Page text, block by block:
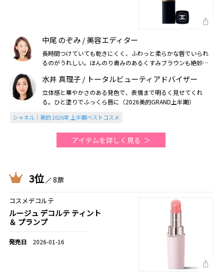
中尾 のぞみ / 美容エディター
長時間つけていても乾きにくく、ふわっと柔らかな唇でいられ
るのがうれしい。ほんのり青みのあるくすみブラウンも絶妙
水井 真理子 / トータルビューティアドバイザー
立体感と華やかさのある発色で、表情まで明るく見せてくれ
る。ひと塗りでふっくら唇に（2026美的GRAND上半期）
シャネル｜美的 2026年 上半期ベストコスメ
アイテムを詳しく見る
3位 8票
コスメデコルテ
ルージュ デコルテ ティント
＆ プランプ
2026-01-16